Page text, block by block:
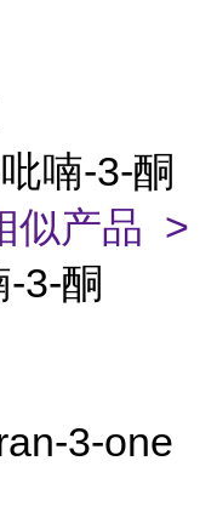
喃-3-酮
似产品 >
3-酮
3-one